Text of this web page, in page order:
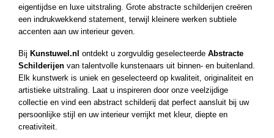
eigentijdse en luxe uitstraling. Grote abstracte schilderijen creëren
een indrukwekkend statement, terwijl kleinere werken subtiele
accenten aan uw interieur geven.
Bij Kunstuwel.nl ontdekt u zorgvuldig geselecteerde Abstracte
Schilderijen van talentvolle kunstenaars uit binnen- en buitenland.
Elk kunstwerk is uniek en geselecteerd op kwaliteit, originaliteit en
artistieke uitstraling. Laat u inspireren door onze veelzijdige
collectie en vind een abstract schilderij dat perfect aansluit bij uw
persoonlijke stijl en uw interieur verrijkt met kleur, diepte en
creativiteit.